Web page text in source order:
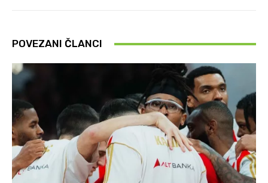
POVEZANI ČLANCI